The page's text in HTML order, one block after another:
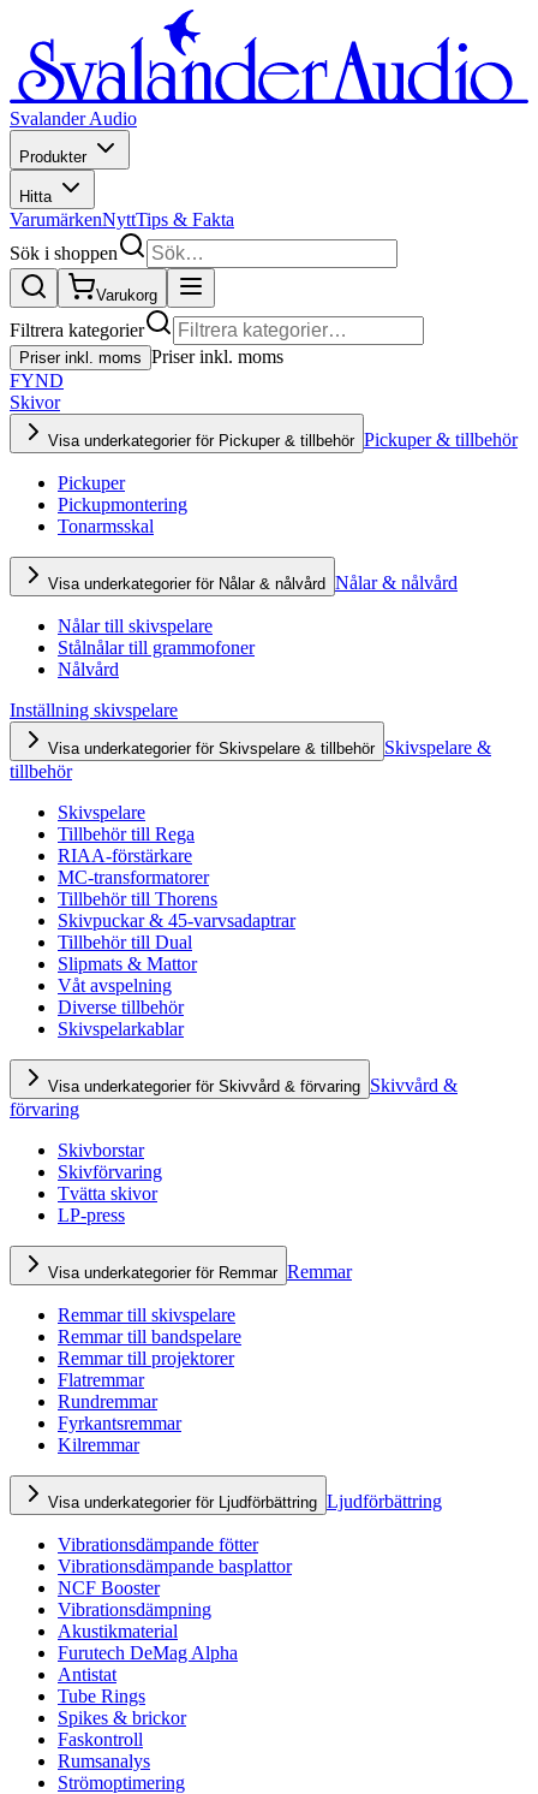
Svalander Audio
Produkter
Hitta
VarumärkenNyttTips & Fakta
Sök i shoppen
Varukorg
Filtrera kategorier
Priser inkl. moms Priser inkl. moms
FYND
Skivor
Visa underkategorier för Pickuper & tillbehör Pickuper & tillbehör
Pickuper
Pickupmontering
Tonarmsskal
Visa underkategorier för Nålar & nålvård Nålar & nålvård
Nålar till skivspelare
Stålnålar till grammofoner
Nålvård
Inställning skivspelare
Visa underkategorier för Skivspelare & tillbehör Skivspelare &
tillbehör
Skivspelare
Tillbehör till Rega
RIAA-förstärkare
MC-transformatorer
Tillbehör till Thorens
Skivpuckar & 45-varvsadaptrar
Tillbehör till Dual
Slipmats & Mattor
Våt avspelning
Diverse tillbehör
Skivspelarkablar
Visa underkategorier för Skivvård & förvaring Skivvård &
förvaring
Skivborstar
Skivförvaring
Tvätta skivor
LP-press
Visa underkategorier för Remmar Remmar
Remmar till skivspelare
Remmar till bandspelare
Remmar till projektorer
Flatremmar
Rundremmar
Fyrkantsremmar
Kilremmar
Visa underkategorier för Ljudförbättring Ljudförbättring
Vibrationsdämpande fötter
Vibrationsdämpande basplattor
NCF Booster
Vibrationsdämpning
Akustikmaterial
Furutech DeMag Alpha
Antistat
Tube Rings
Spikes & brickor
Faskontroll
Rumsanalys
Strömoptimering